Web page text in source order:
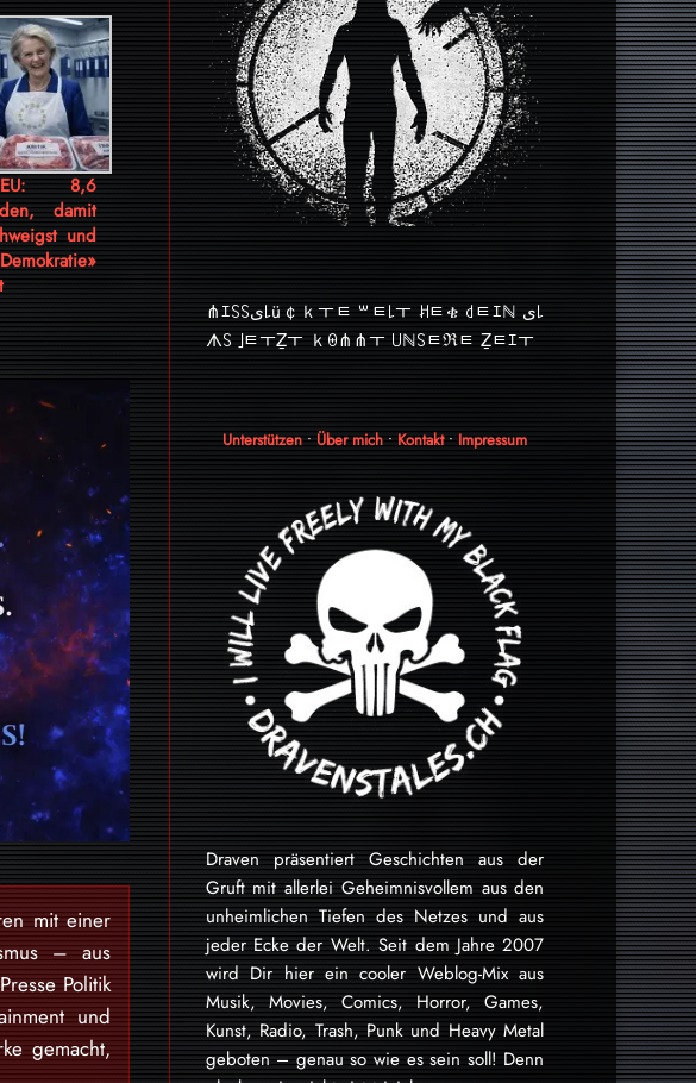
8,6
damit
und
mit einer
– aus
Politik
und
gemacht,
⋔ｴ꒚꒚ﻯ꒒ü￠ｋￓﾼ ꒳ﾼ꒒ￓ ꎧﾼቄ ꒯ﾼｴℕ ﻯ꒒
ᗑ꒚ ｣ﾼￓẔￓ ｋꑙ⋔⋔ￓ ꒤ℕ꒚ﾼℜﾼ Ẕﾼｴￓ
Unterstützen•Über mich• Kontakt• Impressum
Draven präsentiert Geschichten aus der
Gruft mit allerlei Geheimnisvollem aus den
unheimlichen Tiefen des Netzes und aus
jeder Ecke der Welt. Seit dem Jahre 2007
wird Dir hier ein cooler Weblog-Mix aus
Musik, Movies, Comics, Horror, Games,
Kunst, Radio, Trash, Punk und Heavy Metal
geboten – genau so wie es sein soll! Denn